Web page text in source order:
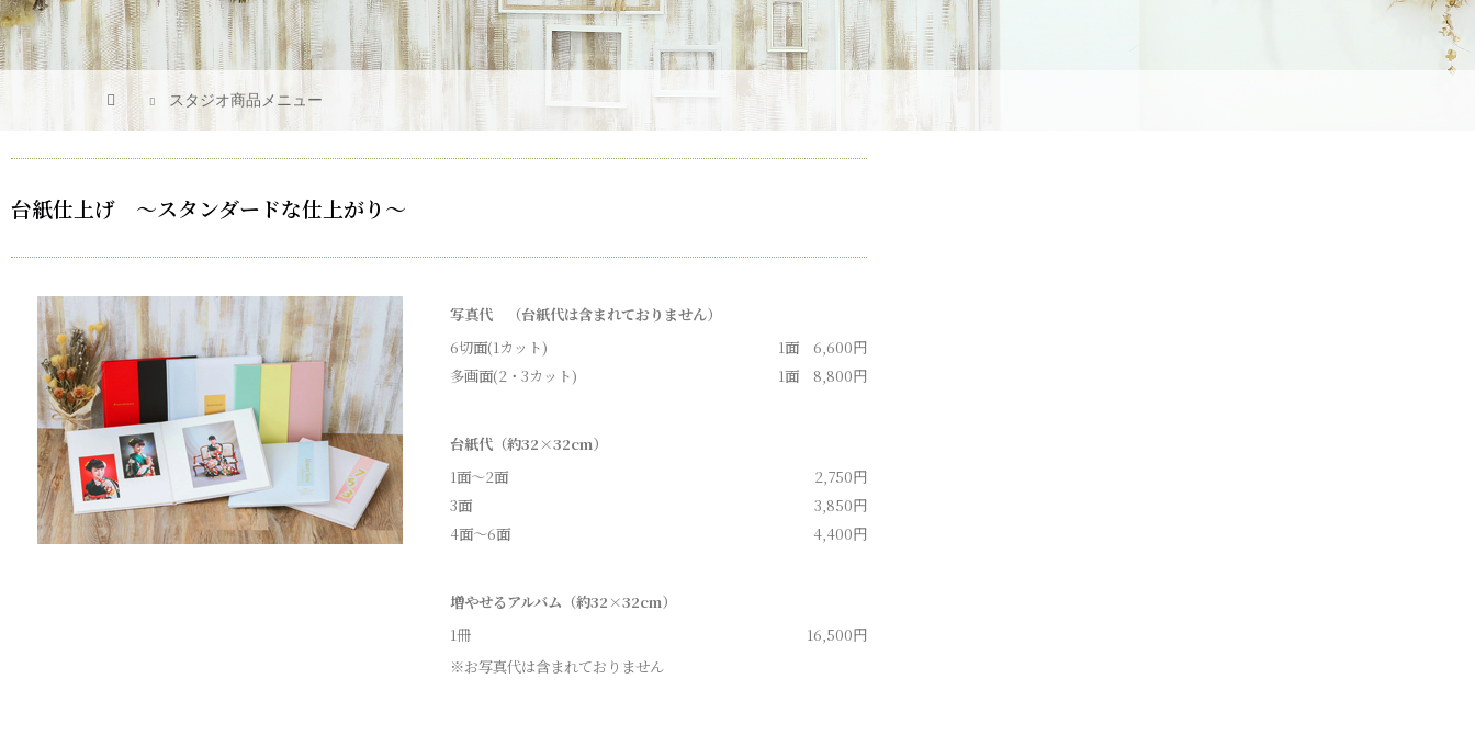
スタジオ商品メニュー
台紙仕上げ ～スタンダードな仕上がり～
写真代 （台紙代は含まれておりません）
6切面(1カット)
1面 6,600円
多画面(2・3カット)
1面 8,800円
台紙代（約32×32cm）
1面～2面
2,750円
3面
3,850円
4面～6面
4,400円
増やせるアルバム（約32×32cm）
1冊
16,500円
※お写真代は含まれておりません